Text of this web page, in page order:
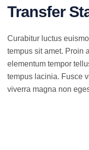
Transfer
Curabitur luctus
tempus sit amet. Proin
elementum tempor
tempus lacinia. Fusce
viverra magna non